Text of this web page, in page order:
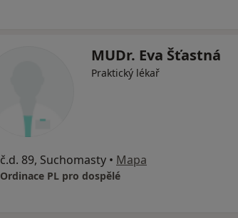
MUDr. Eva Šťastná
Praktický lékař
č.d. 89, Suchomasty • Mapa
Ordinace PL pro dospělé